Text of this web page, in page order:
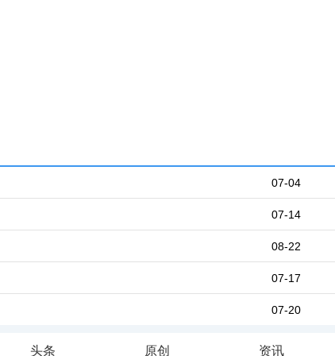
07-04
07-14
08-22
07-17
07-20
头条 原创 资讯